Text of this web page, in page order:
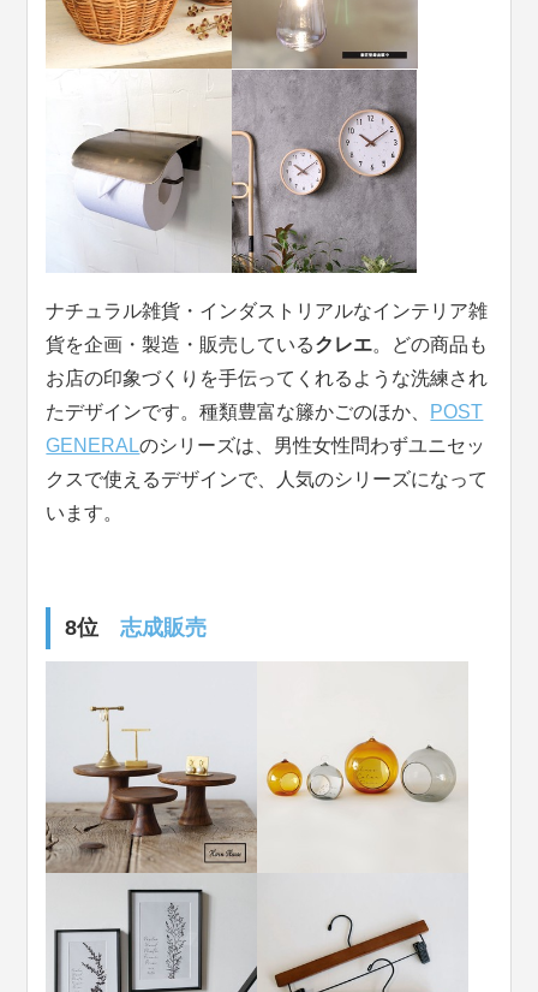
ナチュラル雑貨・インダストリアルなインテリア雑
貨を企画・製造・販売しているクレエ。どの商品も
お店の印象づくりを手伝ってくれるような洗練され
たデザインです。種類豊富な籐かごのほか、 POST
GENERALのシリーズは、男性女性問わずユニセッ
クスで使えるデザインで、人気のシリーズになって
います。
8位志成販売